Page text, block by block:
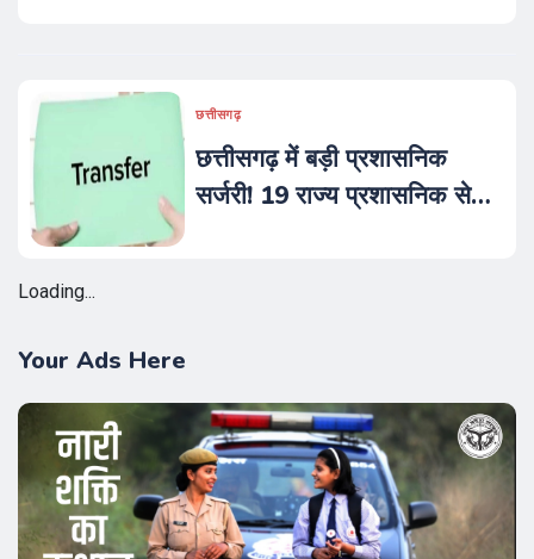
छत्तीसगढ़
छत्तीसगढ़ में बड़ी प्रशासनिक
सर्जरी! 19 राज्य प्रशासनिक सेवा
Loading...
Your Ads Here